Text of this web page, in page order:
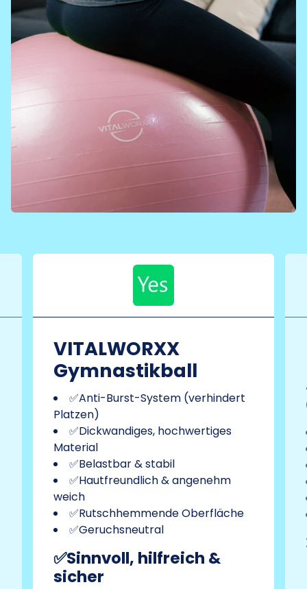
VITALWORXX
Gymnastikball
✅Anti-Burst-System (verhindert
Platzen)
✅Dickwandiges, hochwertiges
Material
✅Belastbar & stabil
✅Hautfreundlich & angenehm
weich
✅Rutschhemmende Oberfläche
✅Geruchsneutral
✅Sinnvoll, hilfreich &
sicher